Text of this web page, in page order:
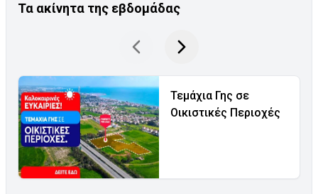
Τα ακίνητα της εβδομάδας
Τεμάχια Γης σε
Οικιστικές Περιοχές